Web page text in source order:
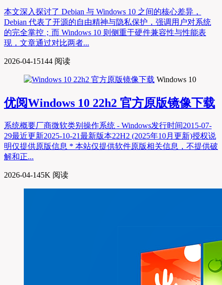
本文深入探讨了 Debian 与 Windows 10 之间的核心差异，
Debian 代表了开源的自由精神与隐私保护，强调用户对系统
的完全掌控；而 Windows 10 则侧重于硬件兼容性与性能表
现，文章通过对比两者...
2026-04-15144 阅读
Windows 10
优阅Windows 10 22h2 官方原版镜像下载
系统概要厂商微软类别操作系统 - Windows发行时间2015-07-
29最近更新2025-10-21最新版本22H2 (2025年10月更新)授权说
明仅提供原版信息 * 本站仅提供软件原版相关信息，不提供破
解和正...
2026-04-145K 阅读